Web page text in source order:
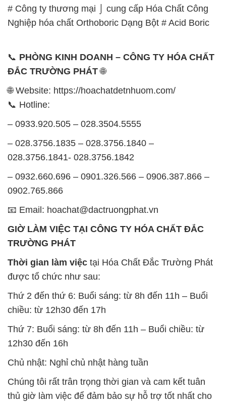
# Công ty thương mại ⌡ cung cấp Hóa Chất Công
Nghiệp hóa chất Orthoboric Dạng Bột # Acid Boric
📞 PHÒNG KINH DOANH – CÔNG TY HÓA CHẤT
ĐẮC TRƯỜNG PHÁT🌐
🌐 Website: https://hoachatdetnhuom.com/
📞 Hotline:
– 0933.920.505 – 028.3504.5555
– 028.3756.1835 – 028.3756.1840 –
028.3756.1841- 028.3756.1842
– 0932.660.696 – 0901.326.566 – 0906.387.866 –
0902.765.866
📧 Email: hoachat@dactruongphat.vn
GIỜ LÀM VIỆC TẠI CÔNG TY HÓA CHẤT ĐẮC
TRƯỜNG PHÁT
Thời gian làm việc tại Hóa Chất Đắc Trường Phát
được tổ chức như sau:
Thứ 2 đến thứ 6: Buổi sáng: từ 8h đến 11h – Buổi
chiều: từ 12h30 đến 17h
Thứ 7: Buổi sáng: từ 8h đến 11h – Buổi chiều: từ
12h30 đến 16h
Chủ nhật: Nghỉ chủ nhật hàng tuần
Chúng tôi rất trân trọng thời gian và cam kết tuân
thủ giờ làm việc để đảm bảo sự hỗ trợ tốt nhất cho